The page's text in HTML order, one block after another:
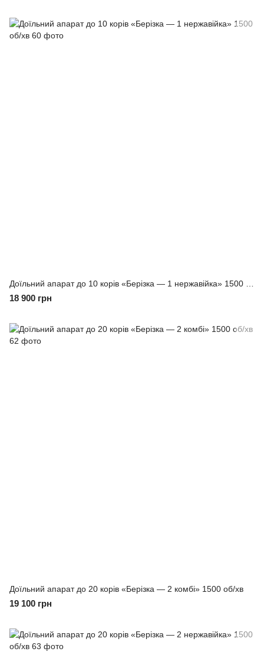
18 900 грн
Доїльний апарат до 20 корів «Берізка — 2 комбі» 1500 об/хв
19 100 грн